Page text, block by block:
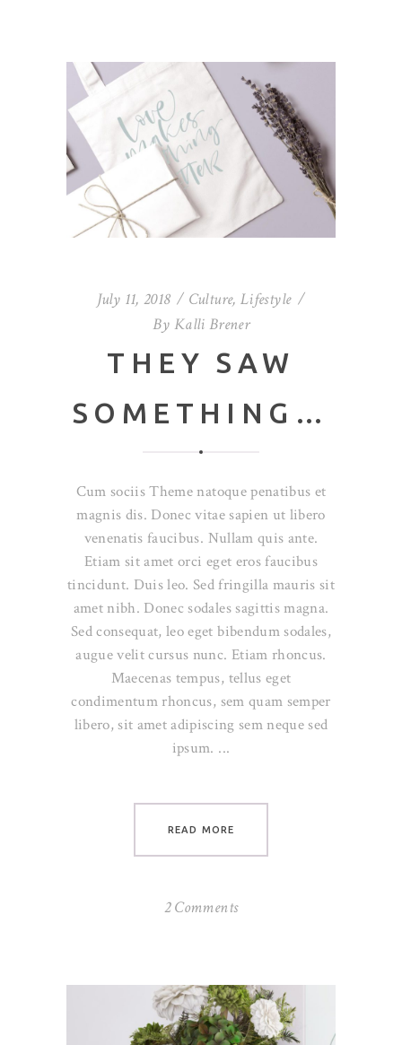
July 11, 2018 Culture,Lifestyle
By Kalli Brener
THEY SAW
SOMETHING…
Cum sociis Theme natoque penatibus et
magnis dis. Donec vitae sapien ut libero
venenatis faucibus. Nullam quis ante.
Etiam sit amet orci eget eros faucibus
tincidunt. Duis leo. Sed fringilla mauris sit
amet nibh. Donec sodales sagittis magna.
Sed consequat, leo eget bibendum sodales,
augue velit cursus nunc. Etiam rhoncus.
Maecenas tempus, tellus eget
condimentum rhoncus, sem quam semper
libero, sit amet adipiscing sem neque sed
ipsum.
READ MORE
2 Comments